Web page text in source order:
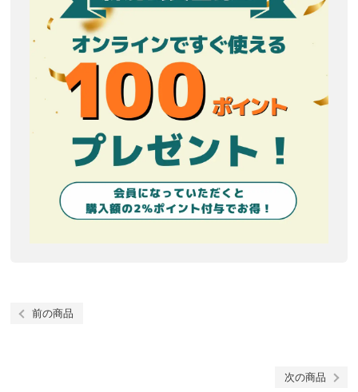
前の商品
次の商品